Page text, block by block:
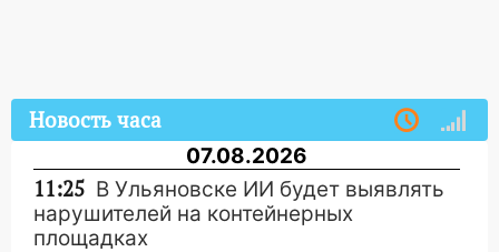
Новость часа
07.08.2026
11:25 В Ульяновске ИИ будет выявлять
нарушителей на контейнерных
площадках